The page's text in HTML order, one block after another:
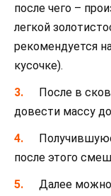
после чего –
легкой
рекомендуется
кусочке).
После в
довести массу
после этого
Далее